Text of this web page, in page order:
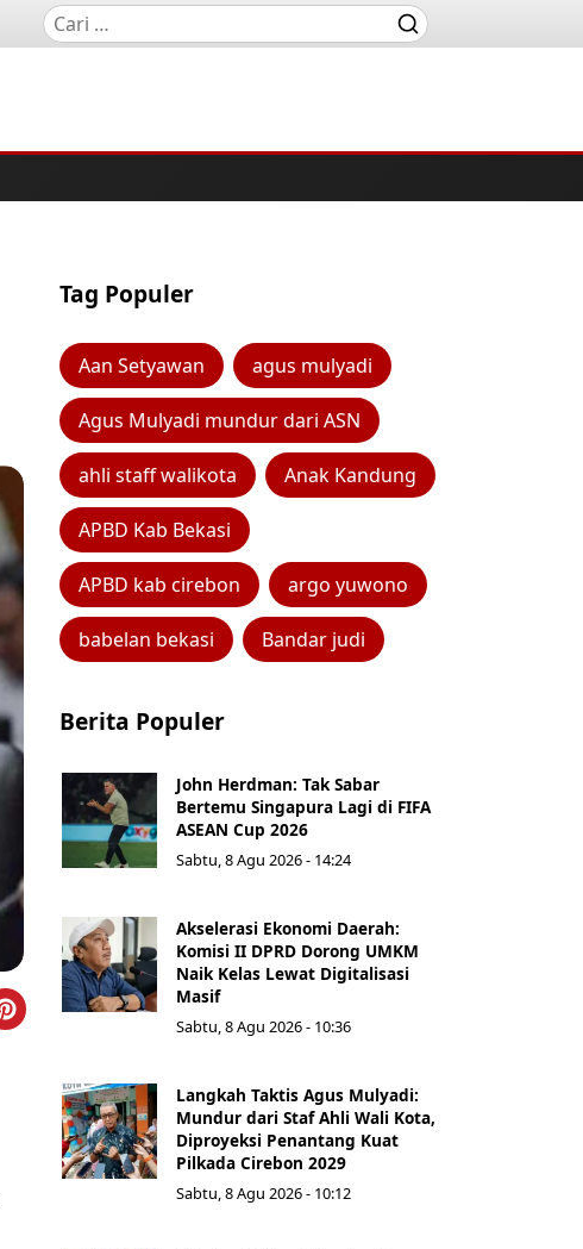
Tag Populer
Aan Setyawan agus mulyadi
Agus Mulyadi mundur dari ASN
ahli staff walikota Anak Kandung
APBD Kab Bekasi
APBD kab cirebon argo yuwono
babelan bekasi Bandar judi
Berita Populer
John Herdman: Tak Sabar
Bertemu Singapura Lagi di FIFA
ASEAN Cup 2026
Sabtu, 8 Agu 2026 - 14:24
Akselerasi Ekonomi Daerah:
Komisi II DPRD Dorong UMKM
Naik Kelas Lewat Digitalisasi
Masif
Sabtu, 8 Agu 2026 - 10:36
Langkah Taktis Agus Mulyadi:
Mundur dari Staf Ahli Wali Kota,
Diproyeksi Penantang Kuat
Pilkada Cirebon 2029
Sabtu, 8 Agu 2026 - 10:12